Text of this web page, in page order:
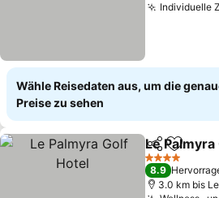
Individuelle
Wähle Reisedaten aus, um die
Preise zu sehen
TeilenZu
Le
4 Sterne
8.9
3.0 km bis